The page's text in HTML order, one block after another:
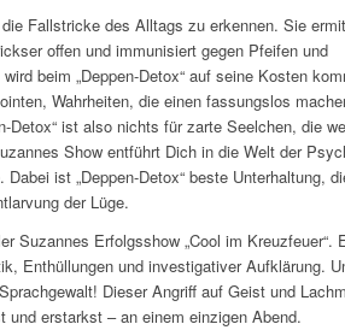
Fallstricke des Alltags zu erkennen. Sie
offen und immunisiert gegen Pfeifen und
beim „Deppen-Detox“ auf seine Kosten
Wahrheiten, die einen fassungslos
Detox“ ist also nichts für zarte Seelchen, die
Show entführt Dich in die Welt der
ist „Deppen-Detox“ beste Unterhaltung,
der Lüge.
Suzannes Erfolgsshow „Cool im Kreuzfeuer“.
Enthüllungen und investigativer Aufklärung.
Dieser Angriff auf Geist und
erstarkst – an einem einzigen Abend.